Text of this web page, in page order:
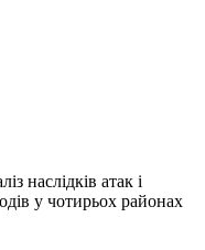
наслідків атак і
у чотирьох районах